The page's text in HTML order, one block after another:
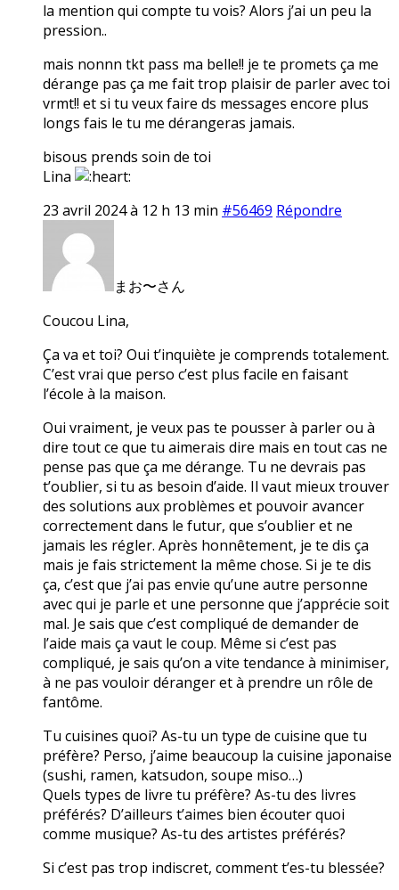
la mention qui compte tu vois? Alors j’ai un peu la
pression..
mais nonnn tkt pass ma belle!! je te promets ça me
dérange pas ça me fait trop plaisir de parler avec toi
vrmt!! et si tu veux faire ds messages encore plus
longs fais le tu me dérangeras jamais.
bisous prends soin de toi
Lina
23 avril 2024 à 12 h 13 min #56469 Répondre
まお〜さん
Coucou Lina,
Ça va et toi? Oui t’inquiète je comprends totalement.
C’est vrai que perso c’est plus facile en faisant
l’école à la maison.
Oui vraiment, je veux pas te pousser à parler ou à
dire tout ce que tu aimerais dire mais en tout cas ne
pense pas que ça me dérange. Tu ne devrais pas
t’oublier, si tu as besoin d’aide. Il vaut mieux trouver
des solutions aux problèmes et pouvoir avancer
correctement dans le futur, que s’oublier et ne
jamais les régler. Après honnêtement, je te dis ça
mais je fais strictement la même chose. Si je te dis
ça, c’est que j’ai pas envie qu’une autre personne
avec qui je parle et une personne que j’apprécie soit
mal. Je sais que c’est compliqué de demander de
l’aide mais ça vaut le coup. Même si c’est pas
compliqué, je sais qu’on a vite tendance à minimiser,
à ne pas vouloir déranger et à prendre un rôle de
fantôme.
Tu cuisines quoi? As-tu un type de cuisine que tu
préfère? Perso, j’aime beaucoup la cuisine japonaise
(sushi, ramen, katsudon, soupe miso…)
Quels types de livre tu préfère? As-tu des livres
préférés? D’ailleurs t’aimes bien écouter quoi
comme musique? As-tu des artistes préférés?
Si c’est pas trop indiscret, comment t’es-tu blessée?